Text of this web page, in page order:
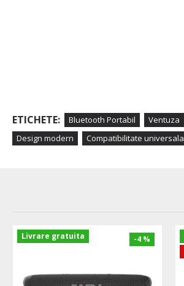
ETICHETE: Bluetooth Portabil Ventuza
Design modern
Compatibilitate universala
Livrare gratuita -4 %